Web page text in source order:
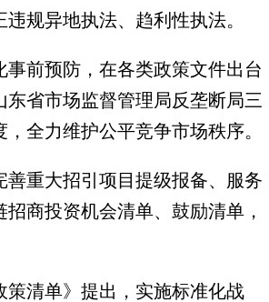
规异地执法、趋利性执法。
前预防，在各类政策文件出台
省市场监督管理局反垄断局三
全力维护公平竞争市场秩序。
重大招引项目提级报备、服务
商投资机会清单、鼓励清单，
清单》提出，实施标准化战